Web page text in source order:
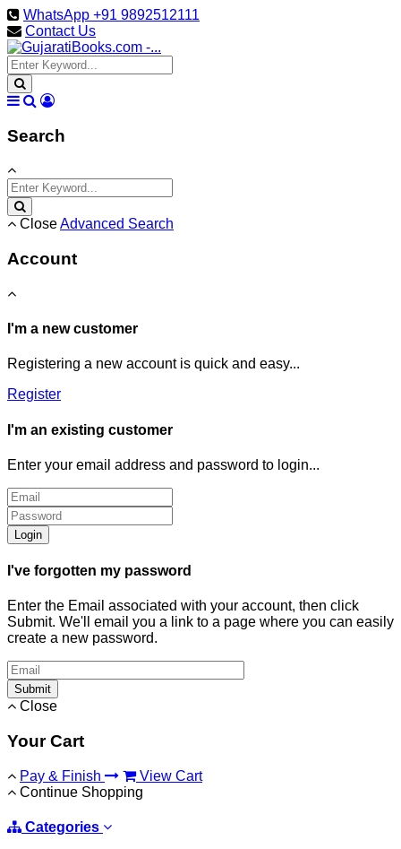
WhatsApp +91 9892512111
Contact Us
Search
CloseAdvanced Search
Account
I'm a new customer
Registering a new account is quick and easy...
Register
I'm an existing customer
Enter your email address and password to login...
Login
I've forgotten my password
Enter the Email associated with your account, then click
Submit. We'll email you a link to a page where you can easily
create a new password.
Submit
Close
Your Cart
Pay & Finish
View Cart
Continue Shopping
Categories